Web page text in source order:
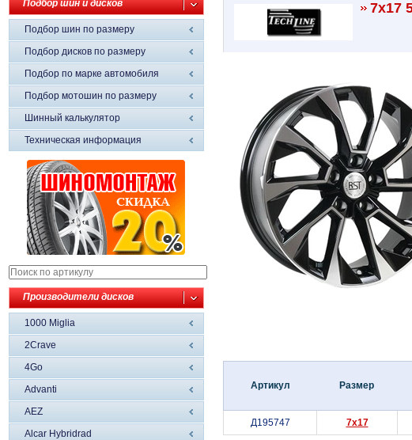
Подбор шин и дисков
Подбор шин по размеру
Подбор дисков по размеру
Подбор по марке автомобиля
Подбор мотошин по размеру
Шинный калькулятор
Техническая информация
Производители дисков
1000 Miglia
2Crave
4Go
Advanti
AEZ
Alcar Hybridrad
7x17
Артикул Размер
Д195747 7x17